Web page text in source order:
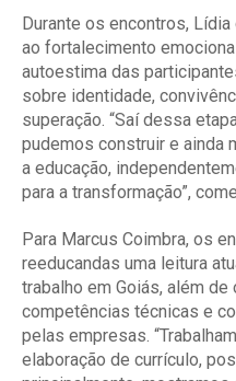
Durante os encontros,
ao fortalecimento
autoestima das
sobre identidade,
superação. “Saí dessa
pudemos construir e ainda
a educação,
para a transformação”,
Para Marcus Coimbra, os
reeducandas uma leitura
trabalho em Goiás, além
competências técnicas e
pelas empresas.
elaboração de currículo,